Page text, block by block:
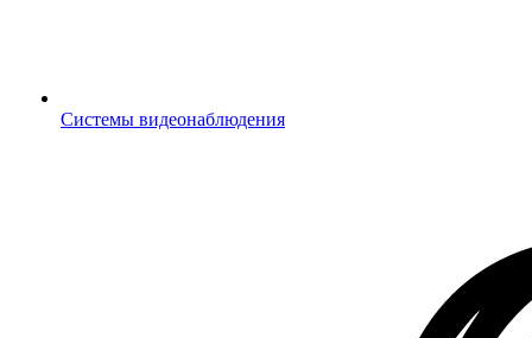
Системы видеонаблюдения